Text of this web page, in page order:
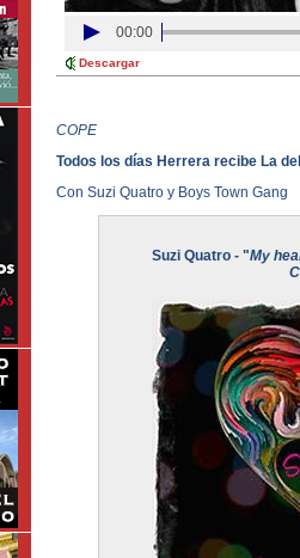
00:00
Descargar
COPE
Todos los días Herrera recibe La
Con Suzi Quatro y Boys Town Gang
Suzi Quatro - "My